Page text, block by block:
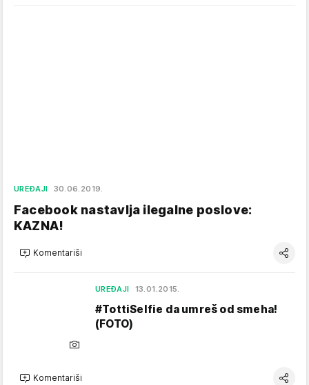
UREĐAJI 30.06.2019.
Facebook nastavlja ilegalne poslove:
KAZNA!
Komentariši
UREĐAJI 13.01.2015.
#TottiSelfie da umreš od smeha!
(FOTO)
Komentariši